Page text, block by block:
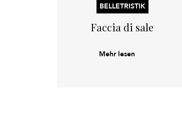
BELLETRISTIK
Faccia di sale
Mehr lesen